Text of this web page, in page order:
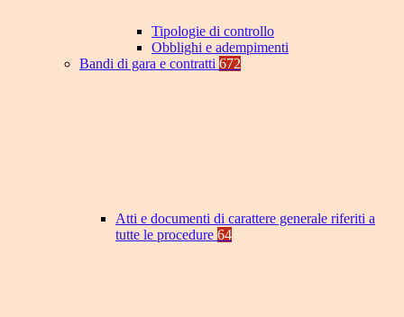
Tipologie di controllo
Obblighi e adempimenti
Bandi di gara e contratti 672
Atti e documenti di carattere generale riferiti a
tutte le procedure 64